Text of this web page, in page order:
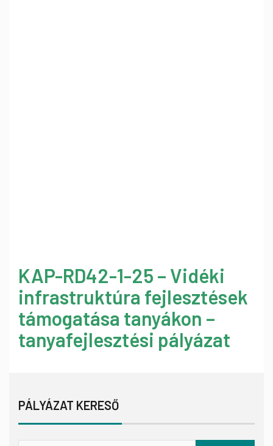
KAP-RD42-1-25 – Vidéki
infrastruktúra fejlesztések
támogatása tanyákon –
tanyafejlesztési pályázat
PÁLYÁZAT KERESŐ